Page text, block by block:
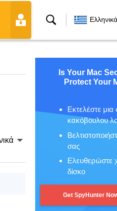
Αναζήτηση Ελληνικά
Is Your Mac
Protect Your
Εκτελέστε
κακόβουλου
σας
Ελευθερώστε
δίσκο
Get SpyHunter